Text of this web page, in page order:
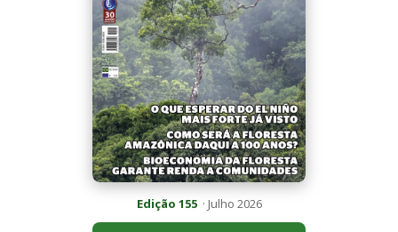
Mais lidas da semana